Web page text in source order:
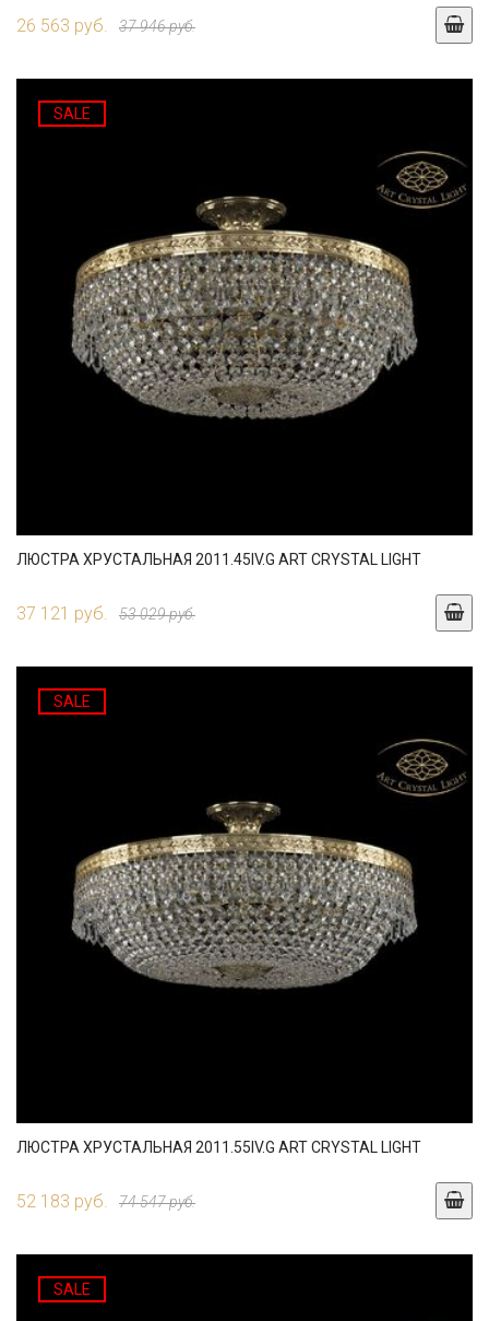
26 563 руб. 37 946 руб.
SALE
ЛЮСТРА ХРУСТАЛЬНАЯ 2011.45IV.G ART CRYSTAL LIGHT
37 121 руб. 53 029 руб.
SALE
ЛЮСТРА ХРУСТАЛЬНАЯ 2011.55IV.G ART CRYSTAL LIGHT
52 183 руб. 74 547 руб.
SALE